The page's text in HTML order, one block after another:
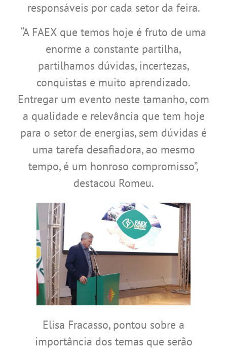
responsáveis por cada setor da feira.
“A FAEX que temos hoje é fruto de uma
enorme a constante partilha,
partilhamos dúvidas, incertezas,
conquistas e muito aprendizado.
Entregar um evento neste tamanho, com
a qualidade e relevância que tem hoje
para o setor de energias, sem dúvidas é
uma tarefa desafiadora, ao mesmo
tempo, é um honroso compromisso”,
destacou Romeu.
Elisa Fracasso, pontou sobre a
importância dos temas que serão